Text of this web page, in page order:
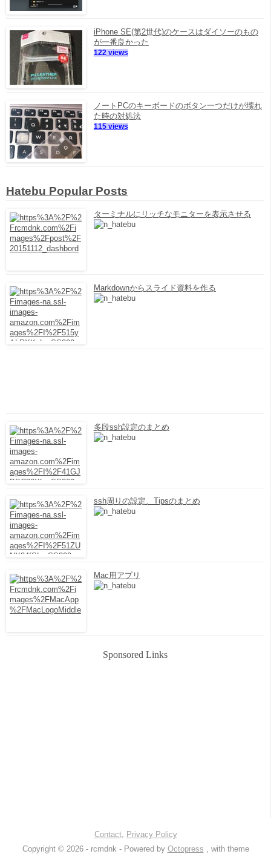
iPhone SE(第2世代)のケースはダイソーのもの
が一番良かった
122 views
ノートPCのキーボードのボタン一つだけが壊れ
た時の対処法
115 views
Hatebu Popular Posts
ターミナルにリッチなモニターを表示させる
Markdownからスライド資料を作る
多段ssh設定のまとめ
ssh周りの設定、Tipsのまとめ
Mac用アプリ
Sponsored Links
Contact,
Privacy Policy
Copyright © 2026 - rcmdnk - Powered by Octopress , with theme